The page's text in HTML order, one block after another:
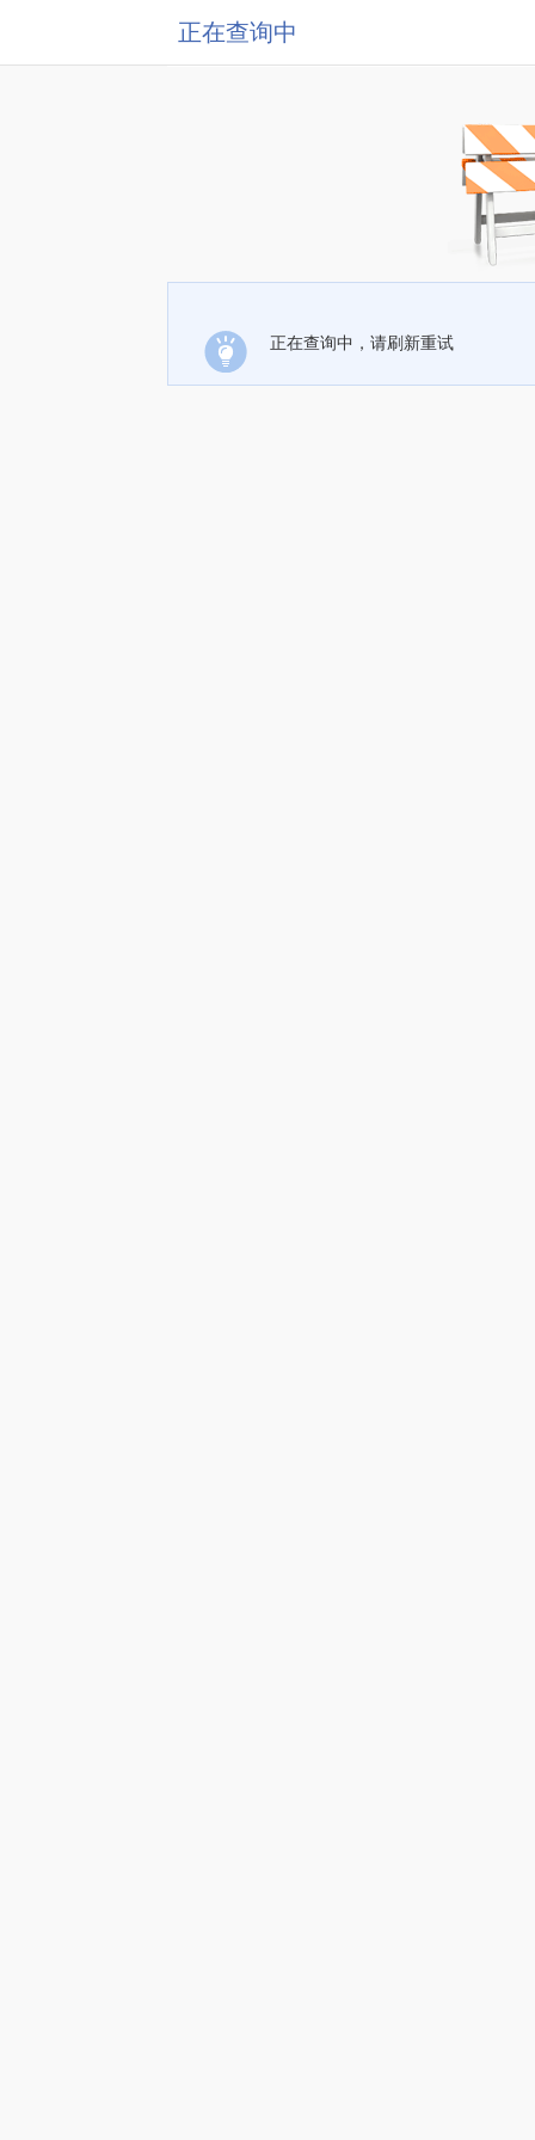
正在查询中
正在查询中，请刷新重试